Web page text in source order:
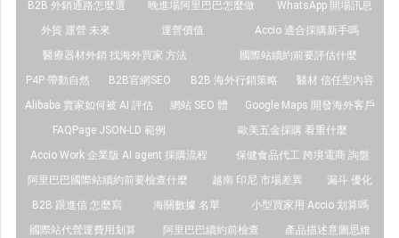
B2B 外銷通路怎麼選
晚進場阿里巴巴怎麼做
WhatsApp 開場訊息
外貿 運營 未來
運營價值
Accio 適合採購新手嗎
醫療器材外銷 找海外買家 方法
國際站續約前要評估什麼
P4P 帶動自然
B2B官網SEO B2B 海外行銷策略
醫材 信任型內容
Alibaba 賣家如何被 AI 評估
網站 SEO 體
Google Maps 開發海外客戶
FAQPage JSON-LD 範例
歐美五金採購 看重什麼
Accio Work 企業版 AI agent 採購流程
保健食品代工 跨境電商 詢盤
阿里巴巴國際站續約前要檢查什麼
越南 印尼 市場差異
漏斗 優化
B2B 跟進信 怎麼寫
海關數據 名單
小型買家用 Accio 划算嗎
國際站代營運費用划算
阿里巴巴續約前檢查
產品描述意圖思維